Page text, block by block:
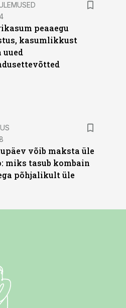
peaaegu
kasumlikkust
uued
võib maksta üle
miks tasub kombain
põhjalikult üle